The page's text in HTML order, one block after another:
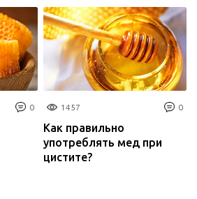
0 1457 0
Как правильно
употреблять мед при
цистите?